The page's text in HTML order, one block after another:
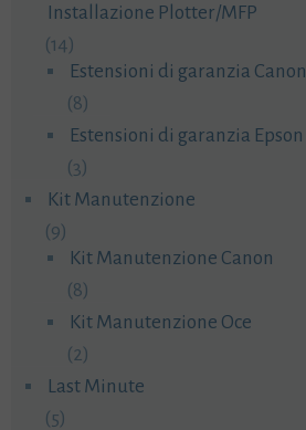
Installazione Plotter/MFP
(14)
Estensioni di garanzia Canon
(8)
Estensioni di garanzia Epson
(3)
Kit Manutenzione
(9)
Kit Manutenzione Canon
(8)
Kit Manutenzione Oce
(2)
Last Minute
(5)